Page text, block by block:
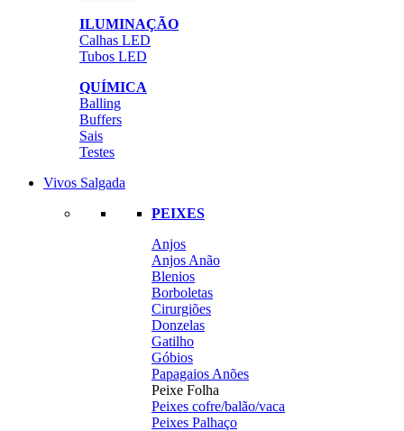
ILUMINAÇÃO
Calhas LED
Tubos LED
QUÍMICA
Balling
Buffers
Sais
Testes
Vivos Salgada
PEIXES
Anjos
Anjos Anão
Blenios
Borboletas
Cirurgiões
Donzelas
Gatilho
Góbios
Papagaios Anões
Peixe Folha
Peixes cofre/balão/vaca
Peixes Palhaço